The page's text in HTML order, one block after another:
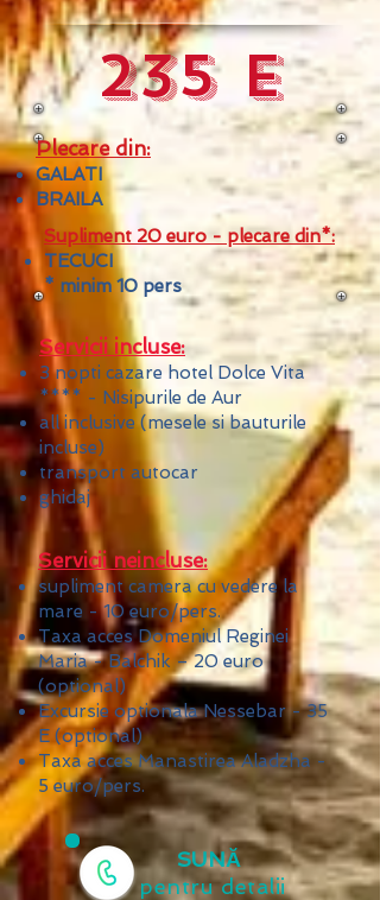
235 e
Plecare din:
GALATI
BRAILA
Supliment 20 euro - plecare din*:
TECUCI
* minim 10 pers
Servicii incluse:
3 nopti cazare hotel Dolce Vita
**** - Nisipurile de Aur
all inclusive (mesele si bauturile
incluse)
transport autocar
ghidaj
Servicii neincluse:
supliment camera cu vedere la
mare - 10euro/pers.
Taxa acces Domeniul Reginei
Maria - Balchik – 20euro
(optional)
Excursie optionala Nessebar - 35
E (optional)
Taxa acces Manastirea Aladzha -
5 euro/pers.
SUNĂ
pentru detalii